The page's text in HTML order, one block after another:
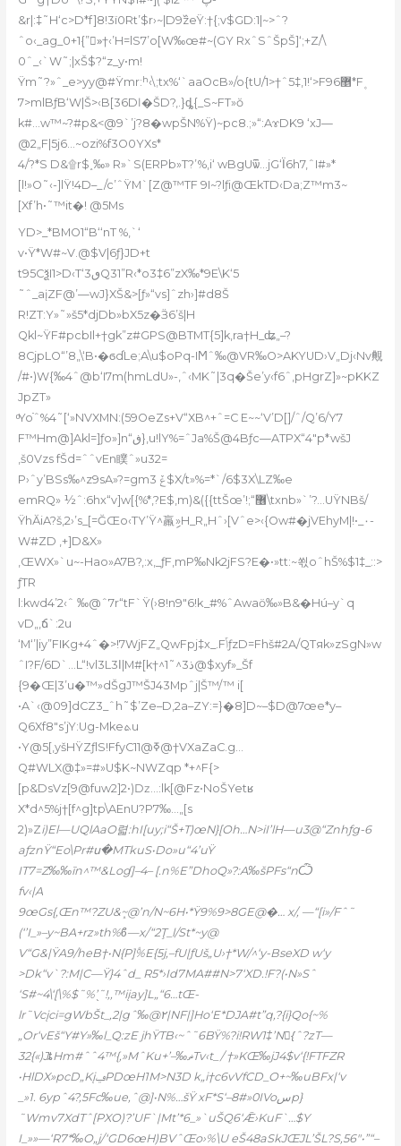
&r|:‡˜H‘c>D*f]8!3ï0Rt’$r›~|D9߰zeŸ:†{;v$GD:1|~>ˆ?
ˆo‹_ag_0+1{”»ُ†‹’H=lS7’o[W‰œ#~(GY RxˆSˆŠpŠ]‘;+Z/\
0ˆ_‹`W˜;|xŠ$?“z_y•m!
Ÿm˜?»ˆ_e>yy@#Ÿmr:ʰ‹\;tx%‘`aaOcB»/o{tU/1>†ˆ5‡,1!‘>F޵96*F۪
7>mlBƒB‘W|Š>‹B[36Dӏ�ŠD?‚.}ȡ{_S~FT»ŏ
k#…w™~?#p&<@9`’j?8�wpŠN%Ÿ)~pc8.;»“:AɤDK9 ‘xJ—
@2„F|5j6…~ozi%f3O0YXs*
4/?*S D&۩r$˰‰» R»`S(ERPb»T?’%,i‘ wBgUѿ…jG‘Ϊ6h7,ˆI#»*
[l!»O˜‹-]lŸ!4D–_/c’ˆŸM`[Z@™TF 9I~?lƒi@ŒkTD‹Da;Z™m3~
[Xf’h•˜™it�! @5Ms
YD>_*BMO1“B‘‘nT %,`‘
v•Ÿ*W#~V.@$V|6ƒ}JD+t
t95CѯI1>D‹T‘3ٯQ31”R‹*o3‡6”zX‰*9E\K‘5
˜ˆ_aįZF@’—wJ}XŠ&>[ƒ»“vs]ˆzh›]#d8Š
R!ZT:Y»˜»š5*djDb»bX5z�Ӟ6’š|H
Qkl~ŸF#pcbIl+†gk”z#GPS@BTMT{5]k‚ra†H_ʥ„–?
8CjpLO“’8„\‘B•�ϭd֫Le;A\u$oPq-IϺˆ‰@VR‰O>AKYUD›V„Dj‹Nv覥
/#•)W{‰4ˆ@b‘I7m(hmLdU»-,ˆ‹MK˜|3q�Še’y‹f6ˆ,pHgrZ]»~pKKZ
JpZT»
ͦYoֿˆ%4˜[‘»NVXMN:(59OeZs+V“ХB^+ˆ=C E~~‘V’D[]/ˆ/Q’6/Y7
F™Hm@]Akl=]ƒo»]n“ڧ}‚u!lY%=ˆJa%Š@4Bƒc—ATPX“4″p*wšJ
‚š0Vzs fŠd=ˆˆvEn瞨ˆ»u32=
P›ˆy’BSs‰^z9sA»?=gmݞ 3$X/t»%=*`/6$3X\LZ‰e
emRQ» ½ˆ:6hx“v]w[{%*‚?E$‚m)&({{ttŠœ’!;“޶\txnb»`’?…UŸNBš/
ŸhӐiA?š,2›’s_[=ĞŒo‹TY’Ÿ^羸ި»H_R„Hˆ›[Vˆe>‹{Ow#�jVEhyM|!•_٠-
W#ZD ,+]D&X»
‚ŒWX»`u~-Hao»A7B?,:x,_ƒF‚mP‰Nk2jFS?E�•»tt:~쐯oˆhŠ%$1‡_::>
ƒTR
l:kwd4’2‹ˆ ‰@ˆ7r“tF`Ÿ(›8!n9″6!k_#%ˆAwaӧ‰»B&�Hú–y`q
vD„‚ճ`:2u
‘M‘’|iy”FIKg+4ˆ�>!7WjFZ„QwFpj‡x_.FݴƒzD=Fhš#2A/QTяk»zSgN»w
ˆI?F/6D`…L“!vl3Lا3|M#[k†^ذ3^˜1@$xyf»_Šf
{9�Œ|3’u�™»dŠgJ™ŠJ43Mpˆj|Š™/™ i[
•A`‹@09]dCZ3_ˆh˜$’Ze–D‚2a–ZY:=}�8]D~–$D@7œe*y–
Q6Xf8″s’jY:Ug-Mkeܬu
•Y@5[‚yšHŸZƒlS!FfyCߧ@11@†VXaZaC.g…
Q#WLX@‡»=#»U$K~NWZqp *+^F{>
[p&DsVz[9@fuw2]2•)ǲ…:lk[@Fz•NoŠYetʁ
X*d^5%j†[f^g]tp\AEnU?P7‰…„[s
2)»Zi)El—UQlAaO렯:hI[uy;i“Š+T)œN}[Oh…N>iI’lH—u3@“Znhƒg-6
aƒznŸ“Eo\Pr#ս�MTkuS•Do»u“4’uŸ
IT7=Z‰‰īn^™&Loɠ]–4– [.n%E”DhoQ»?:A‰šPFs“nѼ
fv‹|A
9œGs{‚Œn™?ZU&ܾ~@’n/N~6H•*Ÿ9%9>8GE@�… x/, —“[i»/Fˆ˜
(‘’I_»–y~BA+rz»th%ϐ—x/“2Ţ_l/St*~y@
V“G&|ŸA9/heB†•N{P]۫%E{5j‚–fU|ƒUš„U›†*W/^‘y-BseXD w‘y
>Dk“v`?:M|C—Ÿ}4ˆd_ R5*›Id7MA##N>7‘XD.!F?(•N»Sˆ
‘S#~4\‘[\%$˜%’֭˜!,‚™iįay]L„“6…tŒ-
lr˜Vcįci=gWbŠt_,2|gˆ‰@٢|NF|]Ho‘E*DJA#t”q,?{i}Qo{~%
„Or‘vEš“Y#Y»‰l_Q:zE jhŸTB‹~ˆ˜6BŸ%?i!RW1‡’N{ِˆ?zT—
32{«)JȶHm#ˆˆ4™{,»MˆKu+’–‰ޡTv‹t_/ †»KŒ‰jJ4$v‘{!FTFZR
•HlDX»pcD„KįݠPDœH1M>N3D k„i†c6vVfCD_O+~‰uBFx|‘v
_»1. 6ypˆ4?,5Fc‰ue,ˆ@]•N%…šŸ xF*S‘–8#»0IVoسp}
˜Wmv7XdTˆ[PXO)?’UF`|Mt’*6_»`uŠQ6‘Ǣ›KuF`…$Y
I_»»—‘R7*‰O„j/‘GD6œH)BVˆŒo›%\U eŠ48aSkJŒJL’ŠL?S,56″•”“–